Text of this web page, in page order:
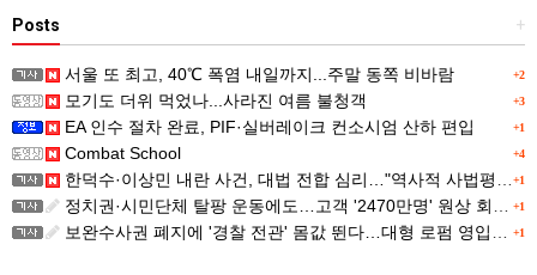
+
Posts
+2
서울 또 최고, 40℃ 폭염 내일까지...주말 동쪽 비바람
+3
모기도 더위 먹었나...사라진 여름 불청객
+1
EA 인수 절차 완료, PIF·실버레이크 컨소시엄 산하 편입
+4
Combat School
+1
한덕수·이상민 내란 사건, 대법 전합 심리…"역사적 사법평가"(종합)
+1
정치권·시민단체 탈팡 운동에도…고객 '2470만명' 원상 회복, "고물가에 돌팡"
+1
보완수사권 폐지에 '경찰 전관' 몸값 뛴다…대형 로펌 영입전쟁